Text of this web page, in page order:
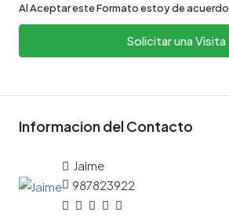
Al Aceptar este Formato estoy de acuerdo
Solicitar una Visita
Informacion del Contacto
Jaime
987823922